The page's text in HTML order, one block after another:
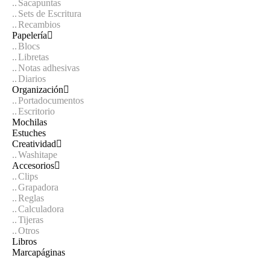
Sacapuntas
Sets de Escritura
Recambios
Papelería
Blocs
Libretas
Notas adhesivas
Diarios
Organización
Portadocumentos
Escritorio
Mochilas
Estuches
Creatividad
Washitape
Accesorios
Clips
Grapadora
Reglas
Calculadora
Tijeras
Otros
Libros
Marcapáginas